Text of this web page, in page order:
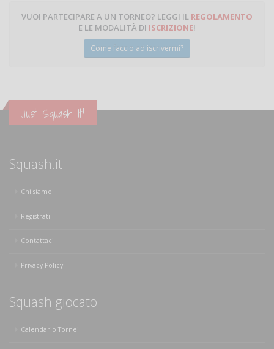
VUOI PARTECIPARE A UN TORNEO? LEGGI IL REGOLAMENTO
E LE MODALITÀ DI ISCRIZIONE!
Come faccio ad iscrivermi?
Just Squash It!
Squash.it
Chi siamo
Registrati
Contattaci
Privacy Policy
Squash giocato
Calendario Tornei